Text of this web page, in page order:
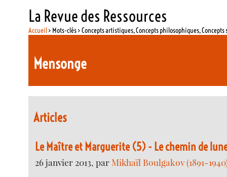
La Revue des Ressources
Accueil> Mots-clés > Concepts artistiques, Concepts philosophiques,
Mensonge
Articles
Le Maître et Marguerite (5) - Le chemin de
26 janvier 2013, parMikhaïl Boulgakov (1891-